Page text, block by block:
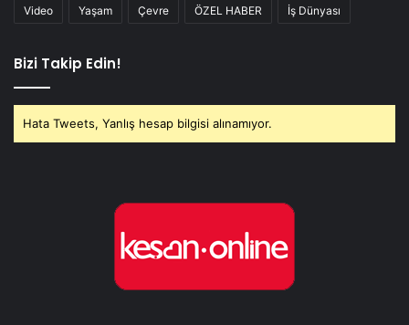
Video Yaşam Çevre ÖZEL HABER İş Dünyası
Bizi Takip Edin!
Hata Tweets, Yanlış hesap bilgisi alınamıyor.